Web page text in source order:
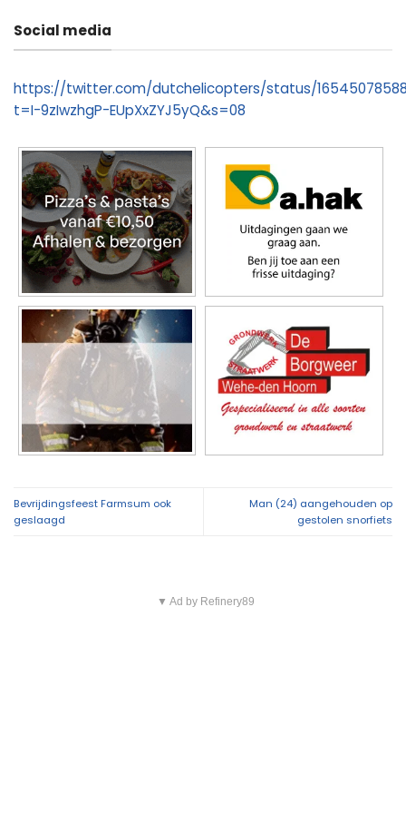
Social media
https://twitter.com/dutchelicopters/status/
t=I-9zIwzhgP-EUpXxZYJ5yQ&s=08
Bevrijdingsfeest Farmsum ook
geslaagd
Man (24) aangehouden op
gestolen snorfiets
▼ Ad by Refinery89